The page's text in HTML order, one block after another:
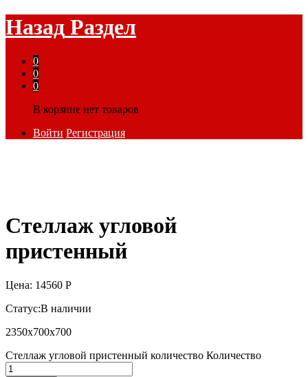
Назад Раздел
0
0
0
В корзине нет товаров
Войти Регистрация
Стеллаж угловой
пристенный
Цена: 14560 Р
Статус:В наличии
2350х700х700
Стеллаж угловой пристенный количество Количество